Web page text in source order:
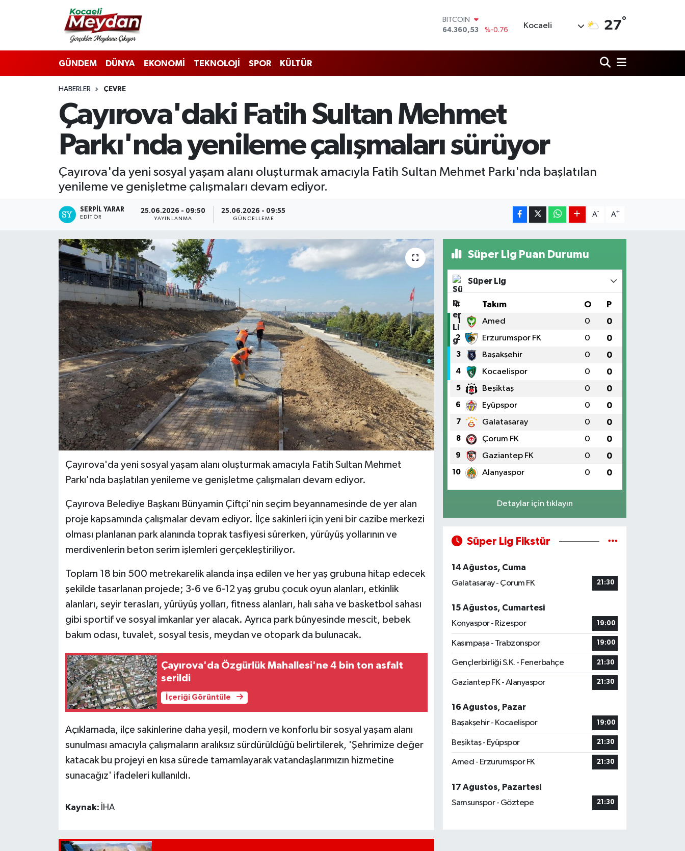
64.360,53
DOLAR
BİST100
%64
Kocaeli 27°
GÜNDEM DÜNYA EKONOMİ TEKNOLOJİ SPOR KÜLTÜR
HABERLER ÇEVRE
Çayırova'daki Fatih Sultan Mehmet
Parkı'nda yenileme çalışmaları sürüyor
Çayırova'da yeni sosyal yaşam alanı oluşturmak amacıyla Fatih Sultan Mehmet Parkı'nda başlatılan
yenileme ve genişletme çalışmaları devam ediyor.
SERPİL YARAR
EDITÖR
25.06.2026 - 09:50
YAYINLANMA
25.06.2026 - 09:55
GÜNCELLEME
A- A+
Çayırova'da yeni sosyal yaşam alanı oluşturmak amacıyla Fatih Sultan Mehmet
Parkı'nda başlatılan yenileme ve genişletme çalışmaları devam ediyor.
Çayırova Belediye Başkanı Bünyamin Çiftçi'nin seçim beyannamesinde de yer alan
proje kapsamında çalışmalar devam ediyor. İlçe sakinleri için yeni bir cazibe merkezi
olması planlanan park alanında toprak tasfiyesi sürerken, yürüyüş yollarının ve
merdivenlerin beton serim işlemleri gerçekleştiriliyor.
Toplam 18 bin 500 metrekarelik alanda inşa edilen ve her yaş grubuna hitap edecek
şekilde tasarlanan projede; 3-6 ve 6-12 yaş grubu çocuk oyun alanları, etkinlik
alanları, seyir terasları, yürüyüş yolları, fitness alanları, halı saha ve basketbol sahası
gibi sportif ve sosyal imkanlar yer alacak. Ayrıca park bünyesinde mescit, bebek
bakım odası, tuvalet, sosyal tesis, meydan ve otopark da bulunacak.
Çayırova'da Özgürlük Mahallesi'ne 4 bin ton asfalt
serildi
İçeriği Görüntüle
Açıklamada, ilçe sakinlerine daha yeşil, modern ve konforlu bir sosyal yaşam alanı
sunulması amacıyla çalışmaların aralıksız sürdürüldüğü belirtilerek, 'Şehrimize değer
katacak bu projeyi en kısa sürede tamamlayarak vatandaşlarımızın hizmetine
sunacağız' ifadeleri kullanıldı.
Kaynak: İHA
Süper Lig Puan Durumu
Süper Lig
# Takım O P
1 Amed 0 0
2 Erzurumspor FK 0 0
3 Başakşehir 0 0
4 Kocaelispor 0 0
5 Beşiktaş 0 0
6 Eyüpspor 0 0
7 Galatasaray 0 0
8 Çorum FK 0 0
9 Gaziantep FK 0 0
10 Alanyaspor 0 0
Detaylar için tıklayın
Süper Lig Fikstür
14 Ağustos, Cuma
Galatasaray - Çorum FK
21:30
15 Ağustos, Cumartesi
Konyaspor - Rizespor
19:00
Kasımpaşa - Trabzonspor 19:00
Gençlerbirliği S.K. - Fenerbahçe 21:30
Gaziantep FK - Alanyaspor 21:30
16 Ağustos, Pazar
Başakşehir - Kocaelispor
19:00
Beşiktaş - Eyüpspor 21:30
Amed - Erzurumspor FK 21:30
17 Ağustos, Pazartesi
Samsunspor - Göztepe
21:30
Nöbetçi Eczaneler
Hava Durumu
Trafik Durumu
Süper Lig Puan Durumu ve Fikstür
Tüm Manşetler
Son Dakika Haberleri
Haber Arşivi